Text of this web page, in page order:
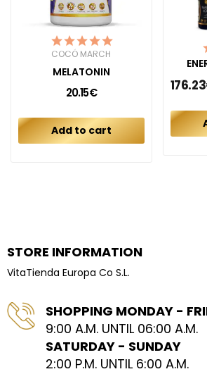
COCÓ MARCH
MELATONIN
20.15€
Add to cart
STORE INFORMATION
VitaTienda Europa Co S.L.
SHOPPING MONDAY -
9:00 A.M. UNTIL 06:00 A.M.
SATURDAY - SUNDAY
2:00 P.M. UNTIL 6:00 A.M.